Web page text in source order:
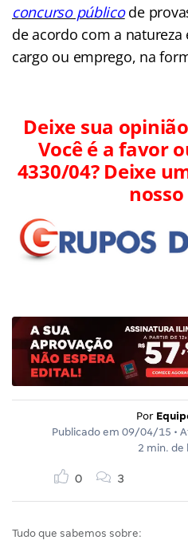
concurso públicode
de acordo com a
cargo ou emprego, na
Deixe sua
Você é a favor
4330/04? Deixe
Por
Publicado em 09/04/15 •
2 min. de
0 3
Tudo que sabemos sobre: